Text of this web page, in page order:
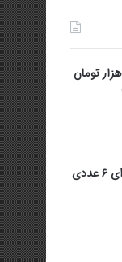
خرید مهره مار اصل فقط ۲۰ هزار تومان
خرید لیوان دوجداره شیشه ای ۶ عددی